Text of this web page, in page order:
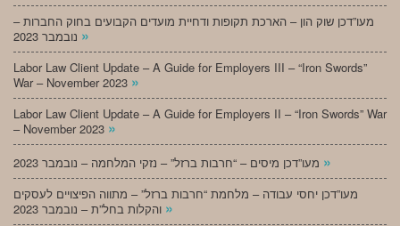
מעו”דכן שוק הון – הארכת תקופות ודחיית מועדים הקבועים בחוק החברות –
»
Labor Law Client Update – A Guide for Employers III – “Iron Swords”
War – November 2023 »
Labor Law Client Update – A Guide for Employers II – “Iron Swords” War
– November 2023 »
»
מעו”דכן יחסי עבודה – מלחמת “חרבות ברזל” – מתווה הפיצויים לעסקים
»